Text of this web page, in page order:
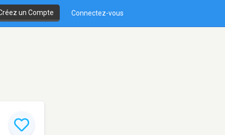
un Compte Connectez-vous